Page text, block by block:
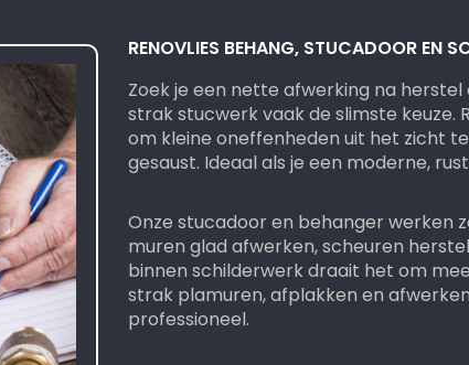
RENOVLIES BEHANG, STUCADOOR EN
Zoek je een nette afwerking na
strak stucwerk vaak de slimste keuze.
om kleine oneffenheden uit het zicht
gesaust. Ideaal als je een moderne,
Onze stucadoor en behanger werken
muren glad afwerken, scheuren
binnen schilderwerk draait het om
strak plamuren, afplakken en
professioneel.